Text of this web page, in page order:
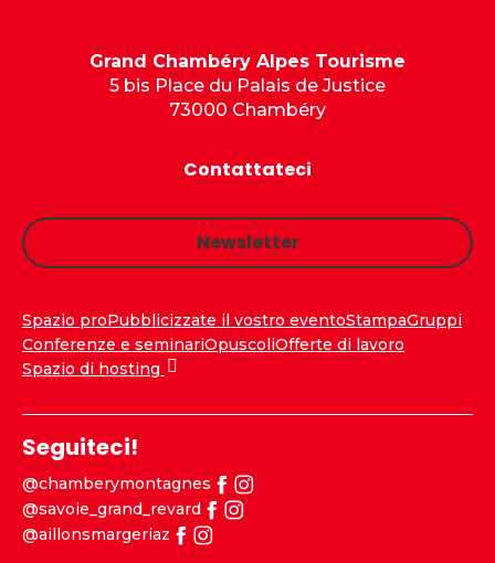
Grand Chambéry Alpes Tourisme
5 bis Place du Palais de Justice
73000 Chambéry
Contattateci
Newsletter
Spazio proPubblicizzate il vostro eventoStampaGruppi
Conferenze e seminariOpuscoliOfferte di lavoro
Spazio di hosting
Seguiteci!
@chamberymontagnes
@savoie_grand_revard
@aillonsmargeriaz